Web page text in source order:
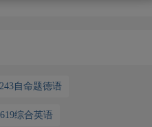
243自命题德语
619综合英语